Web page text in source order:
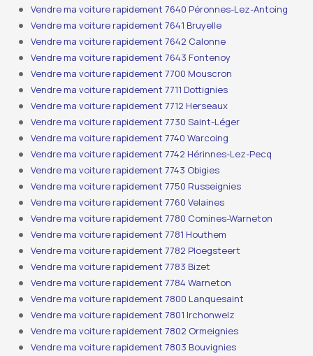
Vendre ma voiture rapidement 7640 Péronnes-Lez-Antoing
Vendre ma voiture rapidement 7641 Bruyelle
Vendre ma voiture rapidement 7642 Calonne
Vendre ma voiture rapidement 7643 Fontenoy
Vendre ma voiture rapidement 7700 Mouscron
Vendre ma voiture rapidement 7711 Dottignies
Vendre ma voiture rapidement 7712 Herseaux
Vendre ma voiture rapidement 7730 Saint-Léger
Vendre ma voiture rapidement 7740 Warcoing
Vendre ma voiture rapidement 7742 Hérinnes-Lez-Pecq
Vendre ma voiture rapidement 7743 Obigies
Vendre ma voiture rapidement 7750 Russeignies
Vendre ma voiture rapidement 7760 Velaines
Vendre ma voiture rapidement 7780 Comines-Warneton
Vendre ma voiture rapidement 7781 Houthem
Vendre ma voiture rapidement 7782 Ploegsteert
Vendre ma voiture rapidement 7783 Bizet
Vendre ma voiture rapidement 7784 Warneton
Vendre ma voiture rapidement 7800 Lanquesaint
Vendre ma voiture rapidement 7801 Irchonwelz
Vendre ma voiture rapidement 7802 Ormeignies
Vendre ma voiture rapidement 7803 Bouvignies